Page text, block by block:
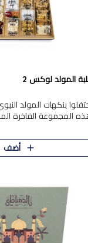
المولد لوكس 2
بنكهات المولد
قطعة، والتي تم اختيارها
واسعة من الحلويات
المفضلة. تشمل المجموعة
أضف